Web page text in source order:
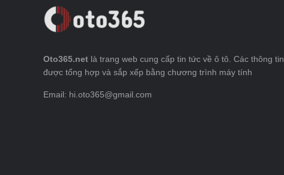
Oto365.net là trang web cung cấp tin tức về ô tô. Các thông tin
được tổng hợp và sắp xếp bằng chương trình máy tính
Email: hi.oto365@gmail.com